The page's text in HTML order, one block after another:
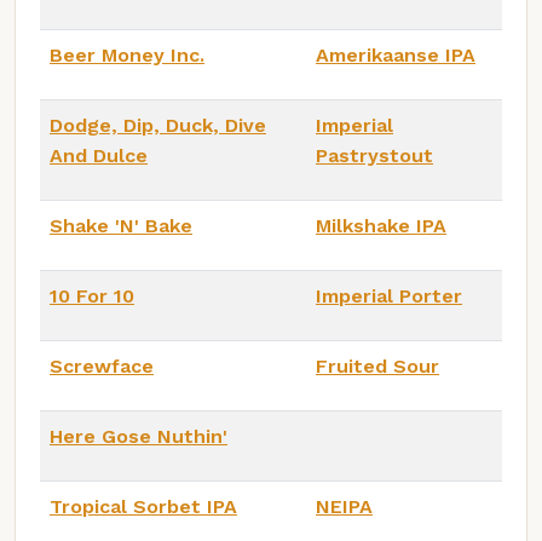
Beer Money Inc. Amerikaanse IPA
Dodge, Dip, Duck, Dive
And Dulce
Imperial
Pastrystout
Shake 'N' Bake Milkshake IPA
10 For 10 Imperial Porter
Screwface Fruited Sour
Here Gose Nuthin'
Tropical Sorbet IPA NEIPA